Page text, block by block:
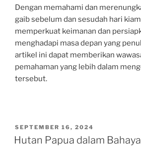
Dengan memahami dan
gaib sebelum dan sesudah hari
memperkuat keimanan dan
menghadapi masa depan yang
artikel ini dapat memberikan
pemahaman yang lebih dalam
tersebut.
POSTED
ON
SEPTEMBER 16, 2024
Hutan Papua dalam